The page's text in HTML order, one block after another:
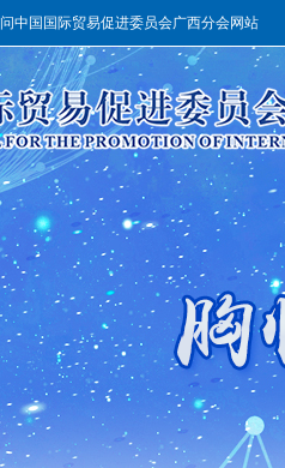
中国国际贸易促进委员会广西分会网站